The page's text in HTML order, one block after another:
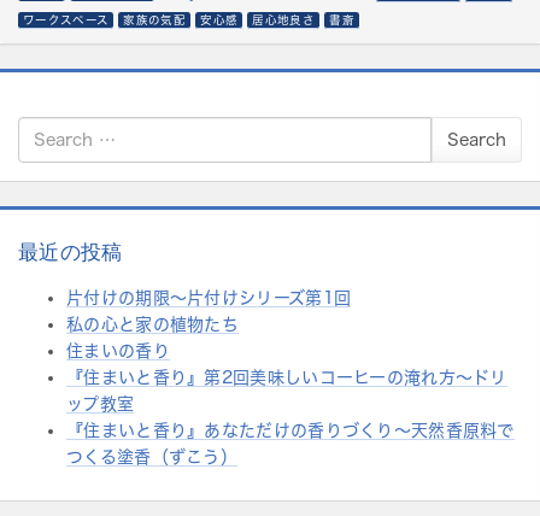
ワークスペース 家族の気配 安心感 居心地良さ 書斎
S
h
Search
最近の投稿
片付けの期限〜片付けシリーズ第1回
私の心と家の植物たち
住まいの香り
『住まいと香り』第2回美味しいコーヒーの淹れ方～ドリ
ップ教室
『住まいと香り』あなただけの香りづくり～天然香原料で
つくる塗香（ずこう）